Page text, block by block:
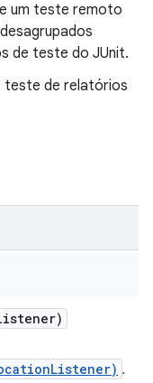
um teste remoto
de teste do JUnit.
teste de relatórios
.